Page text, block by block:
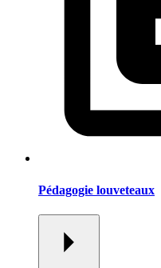
Pédagogie louveteaux